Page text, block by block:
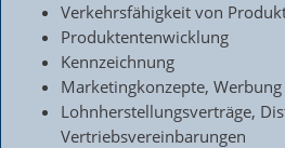
Verkehrsfähigkeit von
Produktentenwicklung
Kennzeichnung
Marketingkonzepte, Werbung
Lohnherstellungsverträge,
Vertriebsvereinbarungen